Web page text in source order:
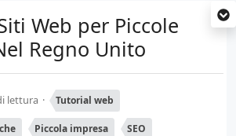
Web per Piccole
Regno Unito
lettura Tutorial web
Piccola impresa SEO